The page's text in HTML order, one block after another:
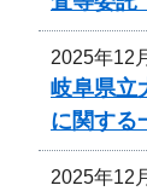
2025年12
岐阜県立
に関する
2025年12